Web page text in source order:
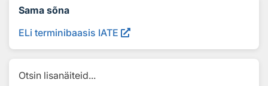
Sama sõna
ELi terminibaasis IATE
Otsin lisanäiteid...